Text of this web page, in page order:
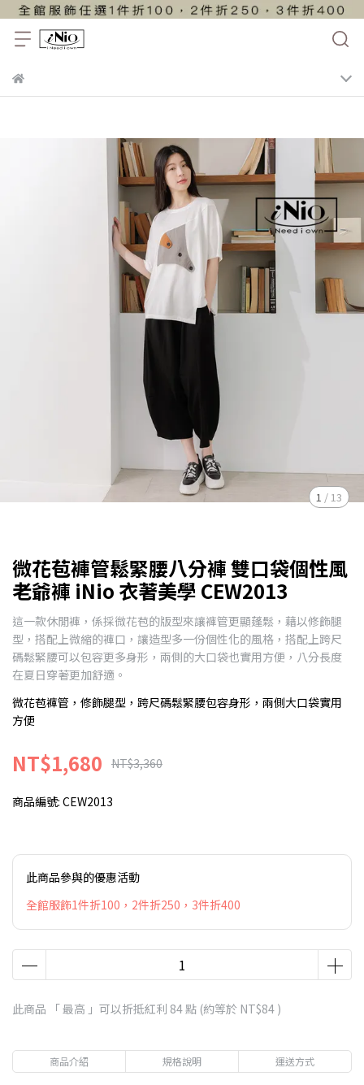
1 /13
微花苞褲管鬆緊腰八分褲 雙口袋個性風
老爺褲 iNio 衣著美學 CEW2013
這一款休閒褲，係採微花苞的版型來讓褲管更顯蓬鬆，藉以修飾腿
型，搭配上微縮的褲口，讓造型多一份個性化的風格，搭配上跨尺
碼鬆緊腰可以包容更多身形，兩側的大口袋也實用方便，八分長度
在夏日穿著更加舒適。
微花苞褲管，修飾腿型，跨尺碼鬆緊腰包容身形，兩側大口袋實用
方便
NT$1,680 NT$3,360
商品編號: CEW2013
此商品參與的優惠活動
全館服飾1件折100，2件折250，3件折400
此商品 「 最高 」可以折抵紅利 84點 (約等於 NT$84 )
商品介紹 規格說明 運送方式